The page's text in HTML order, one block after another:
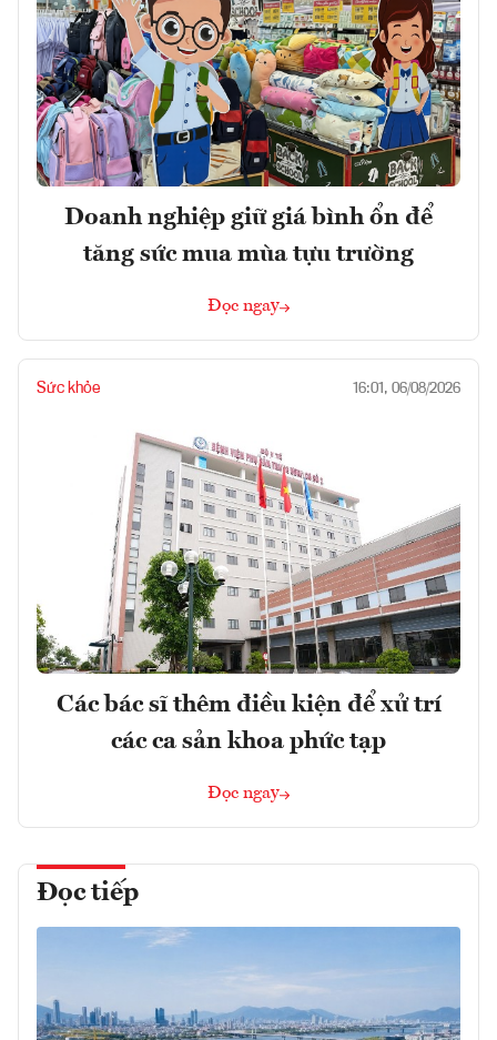
Doanh nghiệp giữ giá bình ổn để
tăng sức mua mùa tựu trường
Đọc ngay
Sức khỏe 16:01, 06/08/2026
Các bác sĩ thêm điều kiện để xử trí
các ca sản khoa phức tạp
Đọc ngay
Đọc tiếp